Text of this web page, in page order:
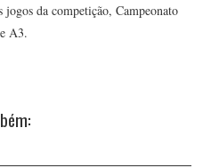
da competição, Campeonato
A3.